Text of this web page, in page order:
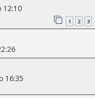
12:10
1 2 3
16:35